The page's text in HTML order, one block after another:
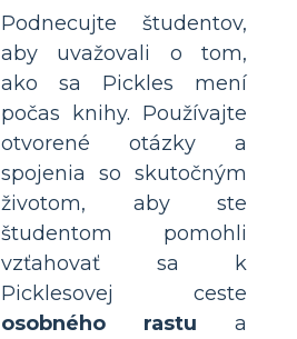
Podnecujte študentov,
aby uvažovali o tom,
ako sa Pickles mení
počas knihy. Používajte
otvorené otázky a
spojenia so skutočným
životom, aby ste
študentom pomohli
vzťahovať sa k
Picklesovej ceste
osobného rastu a